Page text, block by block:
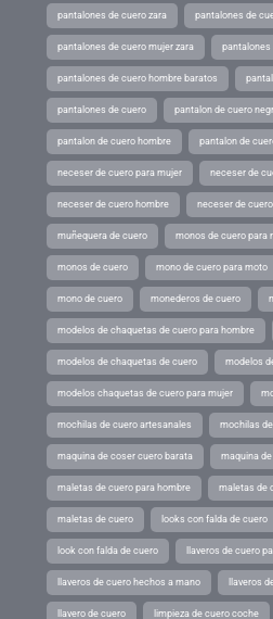
pantalones de cuero zara pantalones de
pantalones de cuero mujer zara pantalones
pantalones de cuero hombre baratos
pantalones de cuero pantalon de cuero
pantalon de cuero hombre pantalon de
neceser de cuero para mujer neceser de
neceser de cuero hombre neceser de cuero
muñequera de cuero monos de cuero para
monos de cuero mono de cuero para moto
mono de cuero monederos de cuero
modelos de chaquetas de cuero para hombre
modelos de chaquetas de cuero modelos
modelos chaquetas de cuero para mujer
mochilas de cuero artesanales mochilas
maquina de coser cuero barata maquina
maletas de cuero para hombre maletas de
maletas de cuero looks con falda de cuero
look con falda de cuero llaveros de cuero
llaveros de cuero hechos a mano llaveros
llavero de cuero limpieza de cuero coche